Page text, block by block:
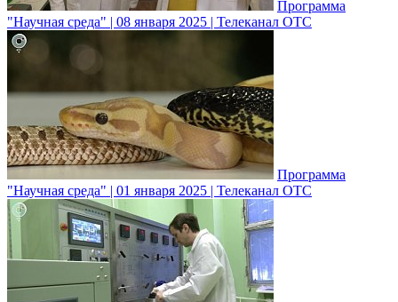
Программа
"Научная среда" | 08 января 2025 | Телеканал ОТС
Программа
"Научная среда" | 01 января 2025 | Телеканал ОТС